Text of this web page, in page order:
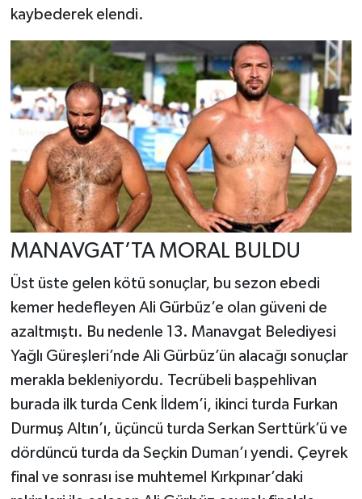
kaybederek elendi.
MANAVGAT’TA MORAL BULDU
Üst üste gelen kötü sonuçlar, bu sezon ebedi
kemer hedefleyen Ali Gürbüz’e olan güveni de
azaltmıştı. Bu nedenle 13. Manavgat Belediyesi
Yağlı Güreşleri’nde Ali Gürbüz’ün alacağı sonuçlar
merakla bekleniyordu. Tecrübeli başpehlivan
burada ilk turda Cenk İldem’i, ikinci turda Furkan
Durmuş Altın’ı, üçüncü turda Serkan Serttürk’ü ve
dördüncü turda da Seçkin Duman’ı yendi. Çeyrek
final ve sonrası ise muhtemel Kırkpınar’daki